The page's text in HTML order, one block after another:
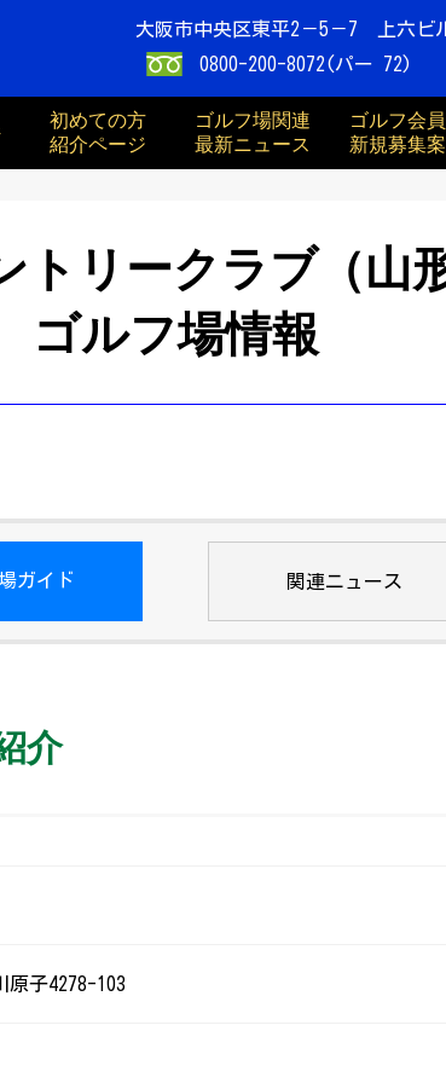
大阪市中央区東平2－5－7 上六ビ
0800-200-8072(パー 72)
初めての方
紹介ページ
ゴルフ場関連
最新ニュース
ゴルフ会
新規募集
トリークラブ（山
ゴルフ場情報
ガイド 関連ニュース
介
原子4278-103